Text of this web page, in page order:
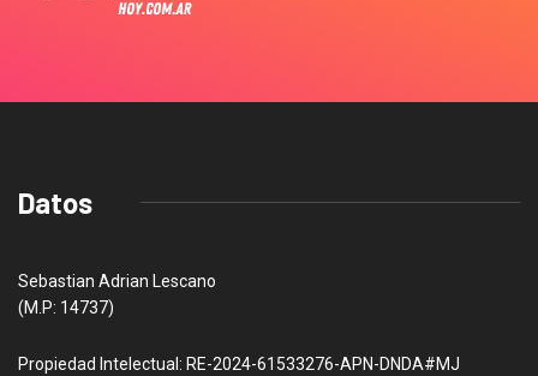
Datos
Sebastian Adrian Lescano
(M.P: 14737)
Propiedad Intelectual: RE-2024-61533276-APN-DNDA#MJ